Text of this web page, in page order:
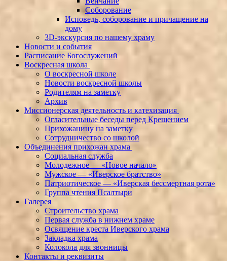
Соборование
Исповедь, соборование и причащение на
дому
3D-экскурсия по нашему храму
Новости и события
Расписание Богослужений
Воскресная школа
О воскресной школе
Новости воскресной школы
Родителям на заметку
Архив
Миссионерская деятельность и катехизация
Огласительные беседы перед Крещением
Прихожанину на заметку
Сотрудничество со школой
Объединения прихожан храма
Социальная служба
Молодежное — «Новое начало»
Мужское — «Иверское братство»
Патриотическое — «Иверская бессмертная рота»
Группа чтения Псалтыри
Галерея
Строительство храма
Первая служба в нижнем храме
Освящение креста Иверского храма
Закладка храма
Колокола для звонницы
Контакты и реквизиты